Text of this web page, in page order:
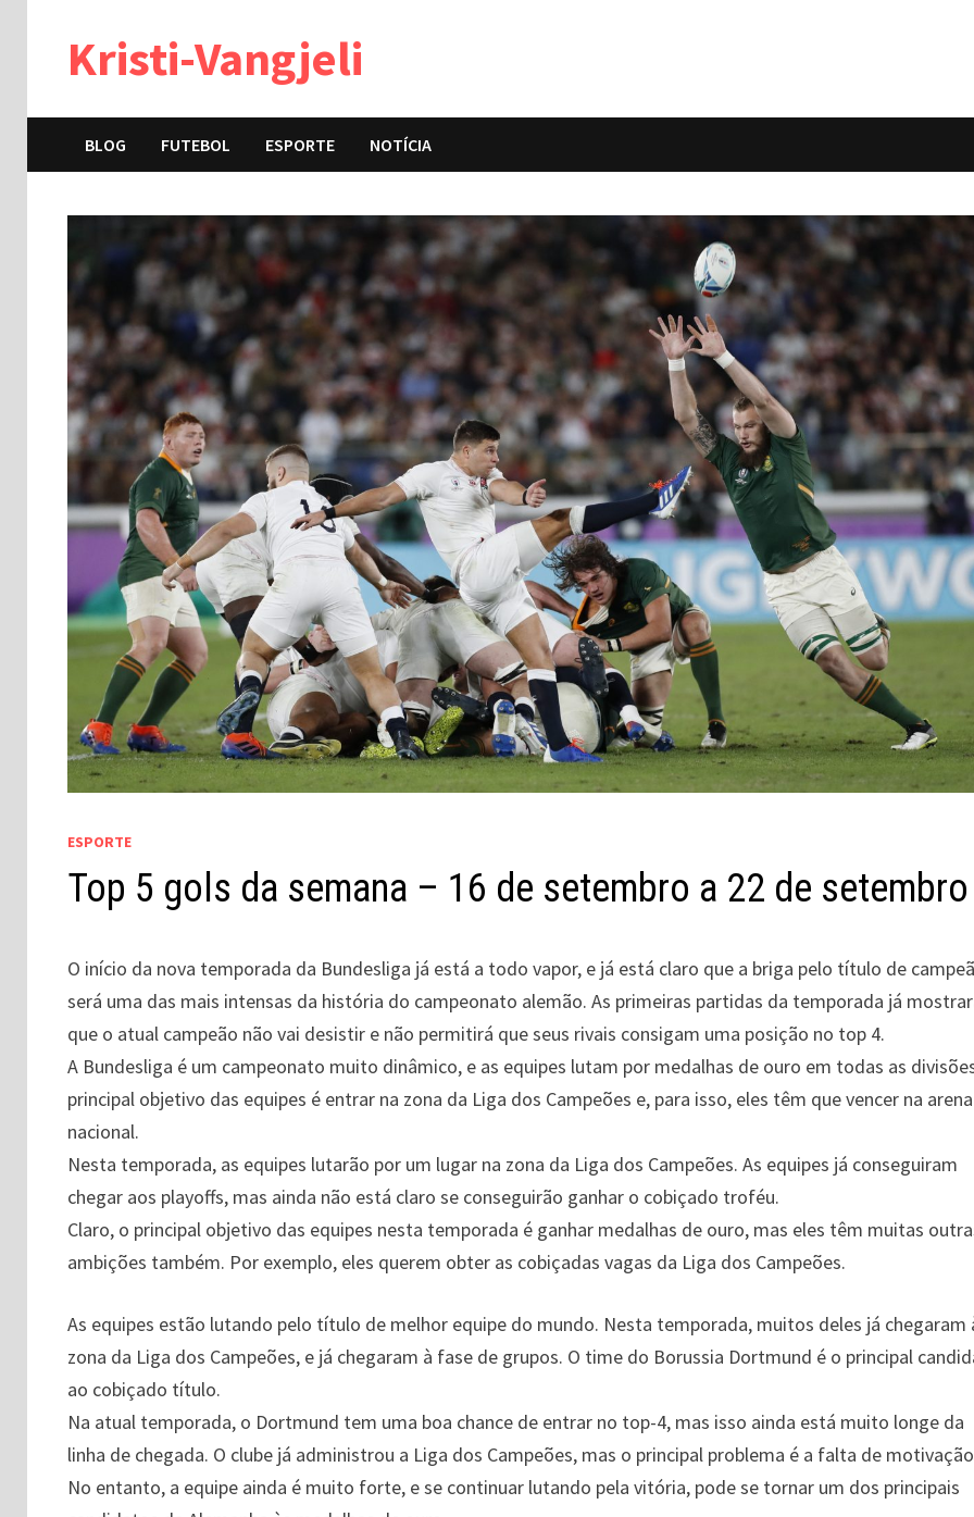
contentKristi-Vangjeli
BLOG FUTEBOL ESPORTE NOTÍCIA
ESPORTE
Top 5 gols da semana – 16 de setembro a 22 de setembro
O início da nova temporada da Bundesliga já está a todo vapor, e já está claro que a briga pelo título de
será uma das mais intensas da história do campeonato alemão. As primeiras partidas da temporada já
que o atual campeão não vai desistir e não permitirá que seus rivais consigam uma posição no top 4.
A Bundesliga é um campeonato muito dinâmico, e as equipes lutam por medalhas de ouro em todas as
principal objetivo das equipes é entrar na zona da Liga dos Campeões e, para isso, eles têm que vencer na arena
nacional.
Nesta temporada, as equipes lutarão por um lugar na zona da Liga dos Campeões. As equipes já conseguiram
chegar aos playoffs, mas ainda não está claro se conseguirão ganhar o cobiçado troféu.
Claro, o principal objetivo das equipes nesta temporada é ganhar medalhas de ouro, mas eles têm muitas
ambições também. Por exemplo, eles querem obter as cobiçadas vagas da Liga dos Campeões.
As equipes estão lutando pelo título de melhor equipe do mundo. Nesta temporada, muitos deles já chegaram
zona da Liga dos Campeões, e já chegaram à fase de grupos. O time do Borussia Dortmund é o principal
ao cobiçado título.
Na atual temporada, o Dortmund tem uma boa chance de entrar no top-4, mas isso ainda está muito longe da
linha de chegada. O clube já administrou a Liga dos Campeões, mas o principal problema é a falta de
No entanto, a equipe ainda é muito forte, e se continuar lutando pela vitória, pode se tornar um dos principais